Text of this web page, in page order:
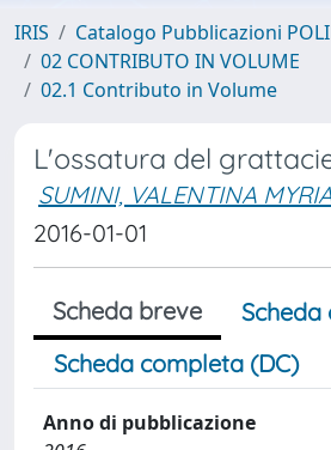
IRIS
Catalogo Pubblicazioni
02 CONTRIBUTO IN VOLUME
02.1 Contributo in Volume
L'ossatura del
SUMINI, VALENTINA
2016-01-01
Scheda breve
Scheda completa (DC)
Anno di pubblicazione